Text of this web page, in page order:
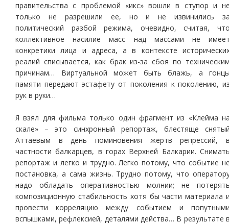
правительства с проблемой «икс» вошли в ступор и
только не разрешили ее, но и не извинились
политический разбой режима, очевидно, считая,
коллективное насилие масс над массами не
конкретики лица и адреса, а в контексте
реалий списывается, как брак из-за сбоя по
причинам… Виртуальной может быть блажь, а
памяти передают эстафету от поколения к поколению,
рук в руки…
Я взял для фильма только один фрагмент из «Клейма
скале» – это синхронный репортаж, блестяще
Аттаевым в день поминовения жертв репрессий,
частности балкарцев, в горах Верхней Балкарии.
репортаж и легко и трудно. Легко потому, что событие
постановка, а сама жизнь. Трудно потому, что
надо обладать оперативностью молнии; не
композиционную стабильность хотя бы части материала
провести корреляцию между событием и
вспышками, рефлексией, деталями действа… В результате